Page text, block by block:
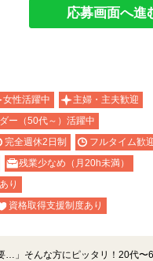
応募画面へ進
女性活躍中
主婦・主夫歓迎
ー（50代～）活躍中
完全週休2日制
フルタイム歓
残業少なめ（月20h未満）
り
資格取得支援制度あり
…」そんな方にピッタリ！20代〜